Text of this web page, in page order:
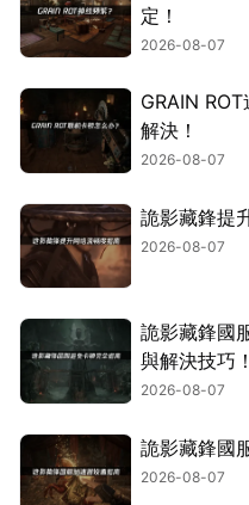
定！
2026-08-07
GRAIN
解決！
2026-08-07
詭影藏鋒提
2026-08-07
詭影藏鋒國
與解決技巧！
2026-08-07
詭影藏鋒國
2026-08-07